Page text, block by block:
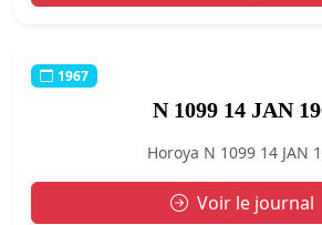
1967
N 1099 14 JAN
Horoya N 1099 14 JAN
Voir le journal